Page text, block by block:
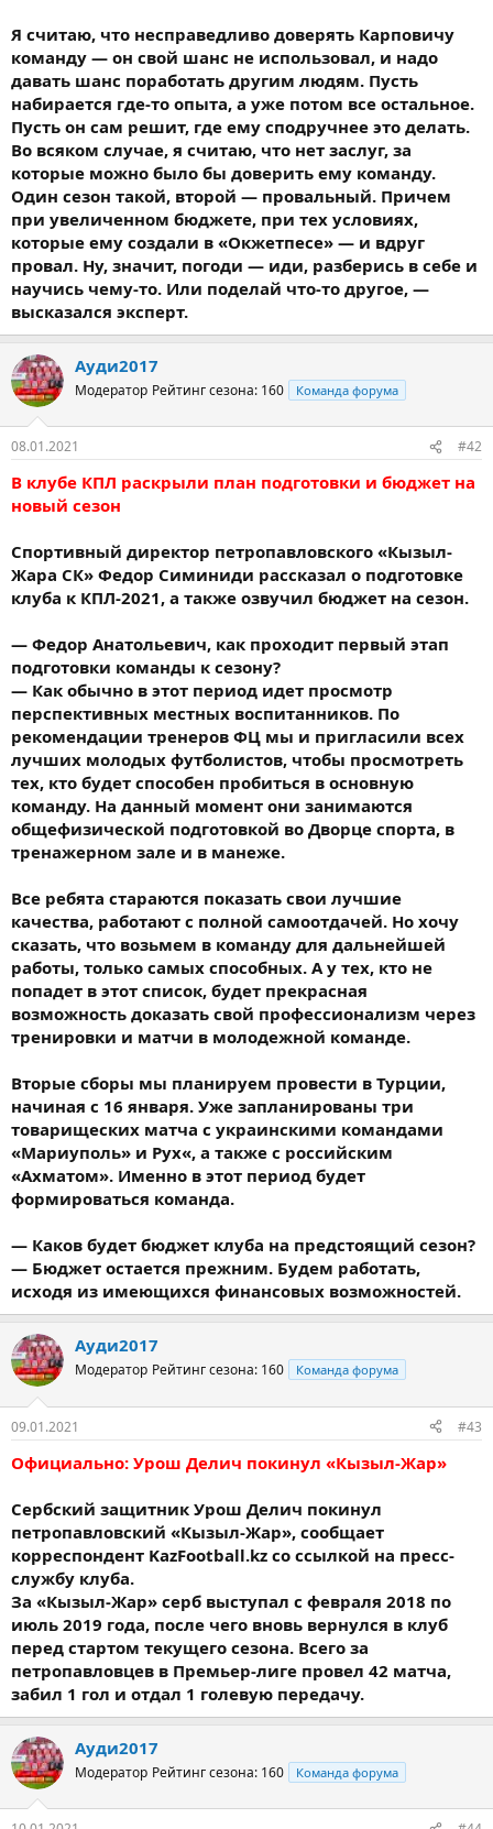
Я считаю, что несправедливо доверять Карповичу
команду — он свой шанс не использовал, и надо
давать шанс поработать другим людям. Пусть
набирается где-то опыта, а уже потом все остальное.
Пусть он сам решит, где ему сподручнее это делать.
Во всяком случае, я считаю, что нет заслуг, за
которые можно было бы доверить ему команду.
Один сезон такой, второй — провальный. Причем
при увеличенном бюджете, при тех условиях,
которые ему создали в «Окжетпесе» — и вдруг
провал. Ну, значит, погоди — иди, разберись в себе и
научись чему-то. Или поделай что-то другое, —
высказался эксперт.
Ауди2017
Модератор Рейтинг сезона: 160 Команда форума
08.01.2021 #42
В клубе КПЛ раскрыли план подготовки и бюджет на
новый сезон
Спортивный директор петропавловского «Кызыл-
Жара СК» Федор Симиниди рассказал о подготовке
клуба к КПЛ-2021, а также озвучил бюджет на сезон.
— Федор Анатольевич, как проходит первый этап
подготовки команды к сезону?
— Как обычно в этот период идет просмотр
перспективных местных воспитанников. По
рекомендации тренеров ФЦ мы и пригласили всех
лучших молодых футболистов, чтобы просмотреть
тех, кто будет способен пробиться в основную
команду. На данный момент они занимаются
общефизической подготовкой во Дворце спорта, в
тренажерном зале и в манеже.
Все ребята стараются показать свои лучшие
качества, работают с полной самоотдачей. Но хочу
сказать, что возьмем в команду для дальнейшей
работы, только самых способных. А у тех, кто не
попадет в этот список, будет прекрасная
возможность доказать свой профессионализм через
тренировки и матчи в молодежной команде.
Вторые сборы мы планируем провести в Турции,
начиная с 16 января. Уже запланированы три
товарищеских матча с украинскими командами
«Мариуполь» и Рух«, а также с российским
«Ахматом». Именно в этот период будет
формироваться команда.
— Каков будет бюджет клуба на предстоящий сезон?
— Бюджет остается прежним. Будем работать,
исходя из имеющихся финансовых возможностей.
Ауди2017
Модератор Рейтинг сезона: 160 Команда форума
09.01.2021 #43
Официально: Урош Делич покинул «Кызыл-Жар»
Сербский защитник Урош Делич покинул
петропавловский «Кызыл-Жар», сообщает
корреспондент KazFootball.kz со ссылкой на пресс-
службу клуба.
За «Кызыл-Жар» серб выступал с февраля 2018 по
июль 2019 года, после чего вновь вернулся в клуб
перед стартом текущего сезона. Всего за
петропавловцев в Премьер-лиге провел 42 матча,
забил 1 гол и отдал 1 голевую передачу.
Ауди2017
Модератор Рейтинг сезона: 160 Команда форума